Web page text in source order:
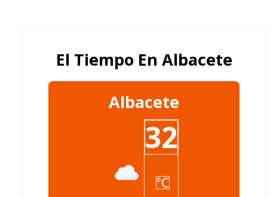
El Tiempo En Albacete
Albacete
32
°C